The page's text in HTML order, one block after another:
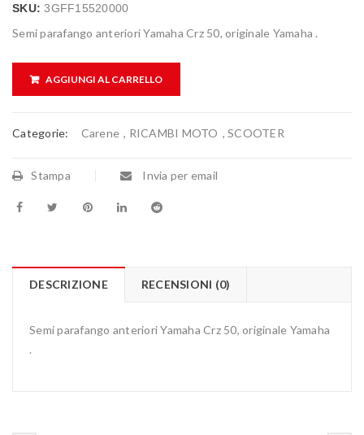
SKU:3GFF15520000
Semi parafango anteriori Yamaha Crz 50, originale Yamaha .
AGGIUNGI AL CARRELLO
Categorie: Carene , RICAMBI MOTO , SCOOTER
Stampa Invia per email
DESCRIZIONE RECENSIONI (0)
Semi parafango anteriori Yamaha Crz 50, originale Yamaha
.